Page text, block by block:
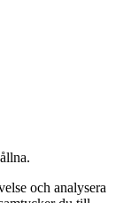
och analysera